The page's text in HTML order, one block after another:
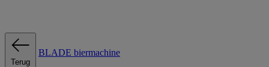
Terug
BLADE biermachine